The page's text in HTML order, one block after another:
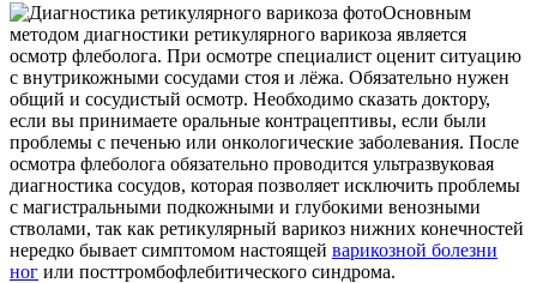
Основным
методом диагностики ретикулярного варикоза является
осмотр флеболога. При осмотре специалист оценит ситуацию
с внутрикожными сосудами стоя и лёжа. Обязательно нужен
общий и сосудистый осмотр. Необходимо сказать доктору,
если вы принимаете оральные контрацептивы, если были
проблемы с печенью или онкологические заболевания. После
осмотра флеболога обязательно проводится ультразвуковая
диагностика сосудов, которая позволяет исключить проблемы
с магистральными подкожными и глубокими венозными
стволами, так как ретикулярный варикоз нижних конечностей
нередко бывает симптомом настоящей варикозной болезни
ног или посттромбофлебитического синдрома.